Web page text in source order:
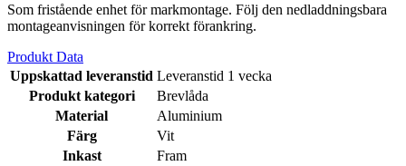
Som fristående enhet för markmontage. Följ den nedladdningsbara
montageanvisningen för korrekt förankring.
Produkt Data
Uppskattad leveranstid Leveranstid 1 vecka
Produkt kategori
Brevlåda
Material
Aluminium
Färg
Vit
Inkast
Fram